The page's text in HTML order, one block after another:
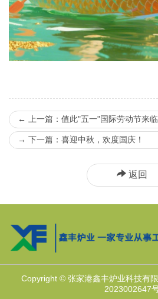
← 上一篇：值此"五一"国际劳动节来临之际，
→ 下一篇：喜迎中秋，欢度国庆！
返回
Copyright © 张家港鑫丰炉业科技有
2023002647